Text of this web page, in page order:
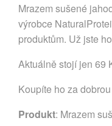
Mrazem sušené
výrobce
produktům. Už jste
Aktuálně stojí jen 69
Koupíte ho za
Produkt: Mrazem